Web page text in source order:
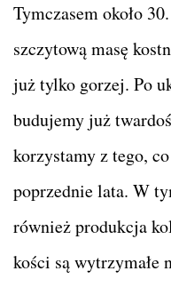
Tymczasem około
szczytową masę
już tylko gorzej. Po
budujemy już
korzystamy z tego,
poprzednie lata. W
również produkcja
kości są wytrzymałe